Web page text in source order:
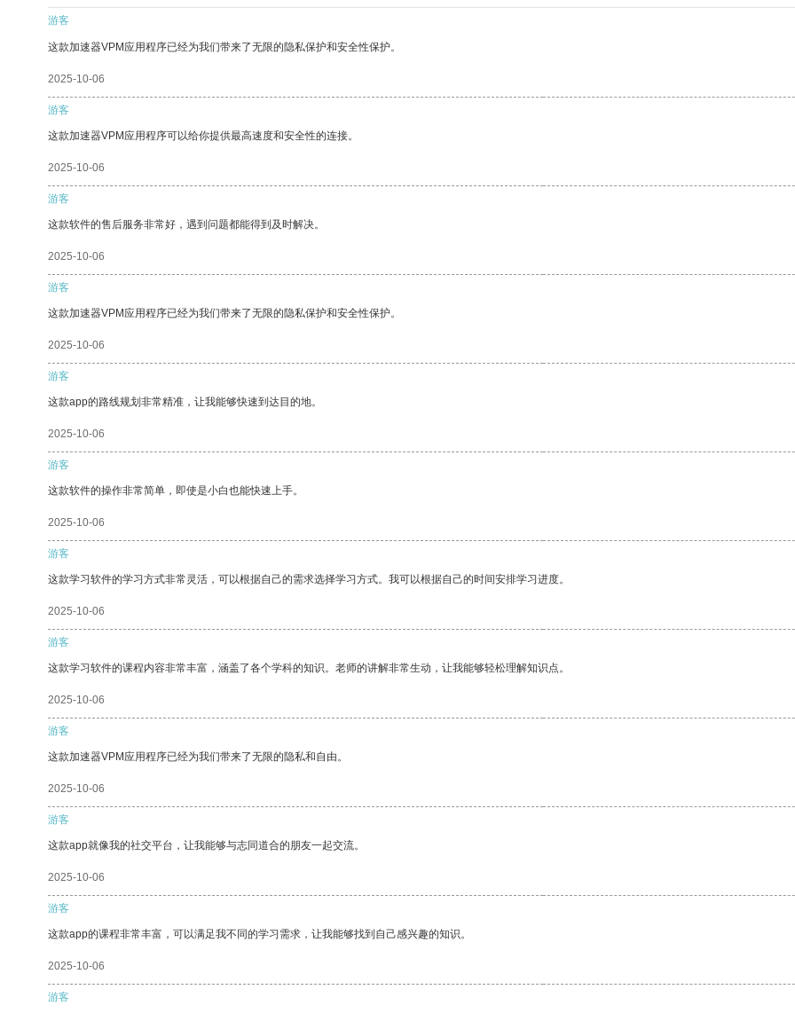
游客
这款加速器VPM应用程序已经为我们带来了无限的隐私保护和安全性保护。
2025-10-06
游客
这款加速器VPM应用程序可以给你提供最高速度和安全性的连接。
2025-10-06
游客
这款软件的售后服务非常好，遇到问题都能得到及时解决。
2025-10-06
游客
这款加速器VPM应用程序已经为我们带来了无限的隐私保护和安全性保护。
2025-10-06
游客
这款app的路线规划非常精准，让我能够快速到达目的地。
2025-10-06
游客
这款软件的操作非常简单，即使是小白也能快速上手。
2025-10-06
游客
这款学习软件的学习方式非常灵活，可以根据自己的需求选择学习方式。我可以根据自己的时间安排学习进度。
2025-10-06
游客
这款学习软件的课程内容非常丰富，涵盖了各个学科的知识。老师的讲解非常生动，让我能够轻松理解知识点。
2025-10-06
游客
这款加速器VPM应用程序已经为我们带来了无限的隐私和自由。
2025-10-06
游客
这款app就像我的社交平台，让我能够与志同道合的朋友一起交流。
2025-10-06
游客
这款app的课程非常丰富，可以满足我不同的学习需求，让我能够找到自己感兴趣的知识。
2025-10-06
游客